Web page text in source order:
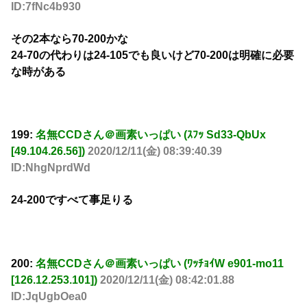
ID:7fNc4b930
その2本なら70-200かな
24-70の代わりは24-105でも良いけど70-200は明確に必要
な時がある
199: 名無CCDさん＠画素いっぱい (ｽﾌｯ Sd33-QbUx
[49.104.26.56]) 2020/12/11(金) 08:39:40.39
ID:NhgNprdWd
24-200ですべて事足りる
200: 名無CCDさん＠画素いっぱい (ﾜｯﾁｮｲW e901-mo11
[126.12.253.101]) 2020/12/11(金) 08:42:01.88
ID:JqUgbOea0